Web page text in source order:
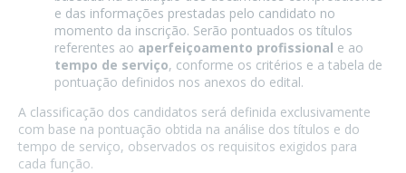
e das informações prestadas pelo candidato no
momento da inscrição. Serão pontuados os títulos
referentes ao aperfeiçoamento profissional e ao
tempo de serviço, conforme os critérios e a tabela de
pontuação definidos nos anexos do edital.
A classificação dos candidatos será definida exclusivamente
com base na pontuação obtida na análise dos títulos e do
tempo de serviço, observados os requisitos exigidos para
cada função.